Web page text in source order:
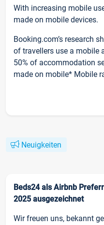
With increasing mobile
made on mobile devices.
Booking.com’s research
of travellers use a mobile
50% of accommodation
made on mobile* Mobile
Neuigkeiten
Beds24 als Airbnb
2025 ausgezeichnet
Wir freuen uns, bekannt